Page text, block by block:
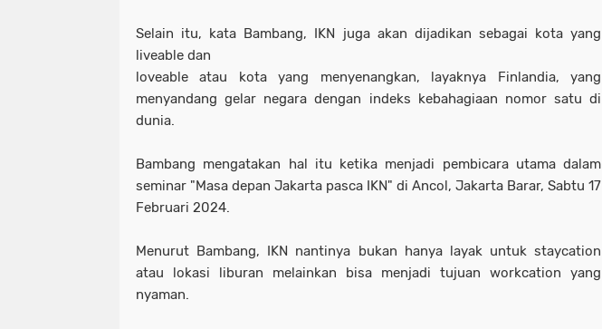
Selain itu, kata Bambang, IKN juga akan dijadikan sebagai kota yang
liveable dan
loveable atau kota yang menyenangkan, layaknya Finlandia, yang
menyandang gelar negara dengan indeks kebahagiaan nomor satu di
dunia.
Bambang mengatakan hal itu ketika menjadi pembicara utama dalam
seminar "Masa depan Jakarta pasca IKN" di Ancol, Jakarta Barar, Sabtu 17
Februari 2024.
Menurut Bambang, IKN nantinya bukan hanya layak untuk staycation
atau lokasi liburan melainkan bisa menjadi tujuan workcation yang
nyaman.